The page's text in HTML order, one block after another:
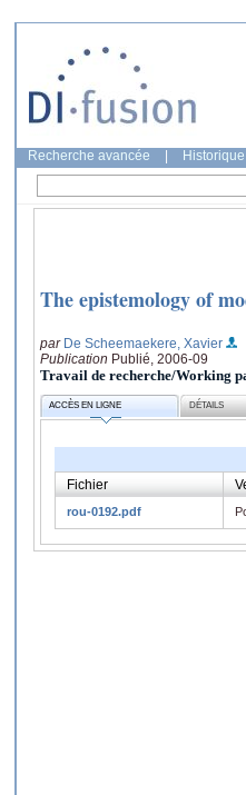
Recherche avancée
The epistemology of
par De Scheemaekere, Xavier
Publication Publié, 2006-09
Travail de recherche/Working
ACCÈS EN LIGNE DÉTAILS
Fichier
rou-0192.pdf